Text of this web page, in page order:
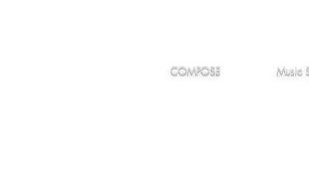
COMPOSE Music